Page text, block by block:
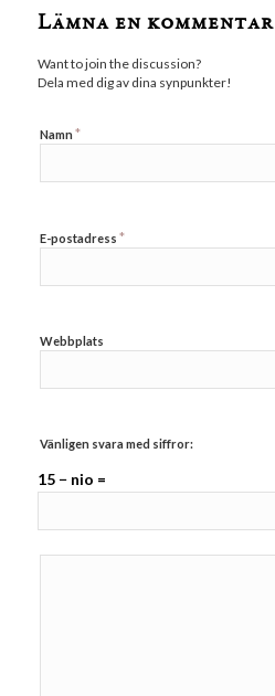
Lämna en kommentar
Want to join the discussion?
Dela med dig av dina synpunkter!
Namn *
E-postadress *
Webbplats
Vänligen svara med siffror:
15 − nio =